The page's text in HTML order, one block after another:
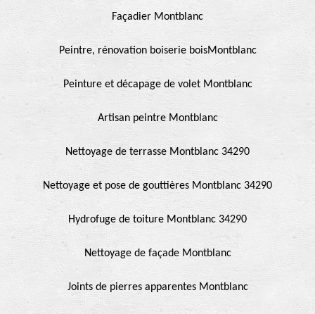
Façadier Montblanc
Peintre, rénovation boiserie boisMontblanc
Peinture et décapage de volet Montblanc
Artisan peintre Montblanc
Nettoyage de terrasse Montblanc 34290
Nettoyage et pose de gouttières Montblanc 34290
Hydrofuge de toiture Montblanc 34290
Nettoyage de façade Montblanc
Joints de pierres apparentes Montblanc